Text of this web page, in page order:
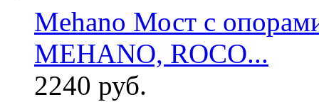
Mehano Мост с
MEHANO, ROCO...
2240 руб.